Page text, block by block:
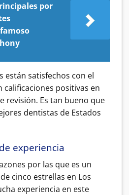
por
están satisfechos con el
calificaciones positivas en
revisión. Es tan bueno que
dentistas de Estados
experiencia
por las que es un
cinco estrellas en Los
experiencia en este